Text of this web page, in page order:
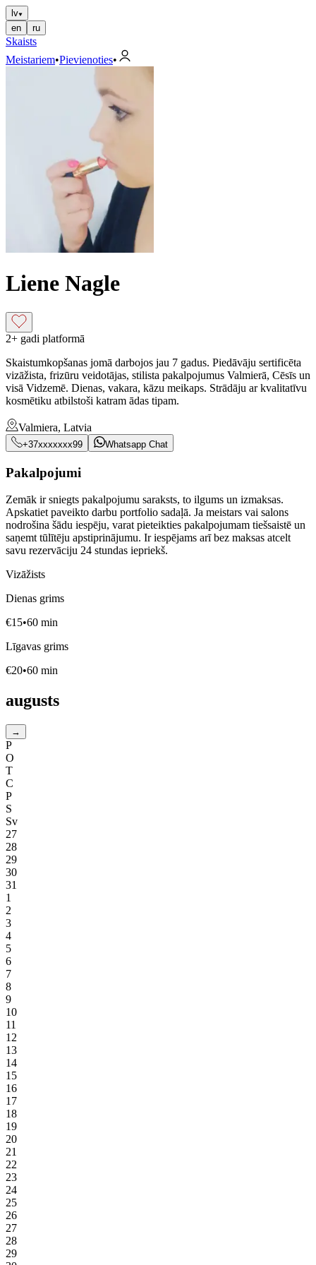
lv
en
ru
Skaists
Meistariem•Pievienoties•
Liene Nagle
2+ gadi platformā
Skaistumkopšanas jomā darbojos jau 7 gadus. Piedāvāju sertificēta
vizāžista, frizūru veidotājas, stilista pakalpojumus Valmierā, Cēsīs un
visā Vidzemē. Dienas, vakara, kāzu meikaps. Strādāju ar kvalitatīvu
kosmētiku atbilstoši katram ādas tipam.
Valmiera, Latvia
+37xxxxxxx99 Whatsapp Chat
Pakalpojumi
Zemāk ir sniegts pakalpojumu saraksts, to ilgums un izmaksas.
Apskatiet paveikto darbu portfolio sadaļā. Ja meistars vai salons
nodrošina šādu iespēju, varat pieteikties pakalpojumam tiešsaistē un
saņemt tūlītēju apstiprinājumu. Ir iespējams arī bez maksas atcelt
savu rezervāciju 24 stundas iepriekš.
Vizāžists
Dienas grims
€15•60 min
Līgavas grims
€20•60 min
augusts
→
P
O
T
C
P
S
Sv
27
28
29
30
31
1
2
3
4
5
6
7
8
9
10
11
12
13
14
15
16
17
18
19
20
21
22
23
24
25
26
27
28
29